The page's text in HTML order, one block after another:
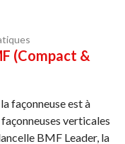
(Compact &
façonneuse est à
verticales
BMF Leader, la